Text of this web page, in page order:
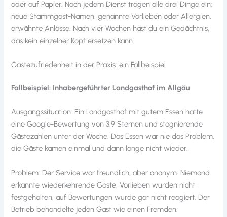
oder auf Papier. Nach jedem Dienst tragen alle drei Dinge ein:
neue Stammgast-Namen, genannte Vorlieben oder Allergien,
erwähnte Anlässe. Nach vier Wochen hast du ein Gedächtnis,
das kein einzelner Kopf ersetzen kann.
Gästezufriedenheit in der Praxis: ein Fallbeispiel
Fallbeispiel: Inhabergeführter Landgasthof im Allgäu
Ausgangssituation: Ein Landgasthof mit gutem Essen hatte
eine Google-Bewertung von 3,9 Sternen und stagnierende
Gästezahlen unter der Woche. Das Essen war nie das Problem,
die Gäste kamen einmal und dann lange nicht wieder.
Problem: Der Service war freundlich, aber anonym. Niemand
erkannte wiederkehrende Gäste, Vorlieben wurden nicht
festgehalten, auf Bewertungen wurde gar nicht reagiert. Der
Betrieb behandelte jeden Gast wie einen Fremden.